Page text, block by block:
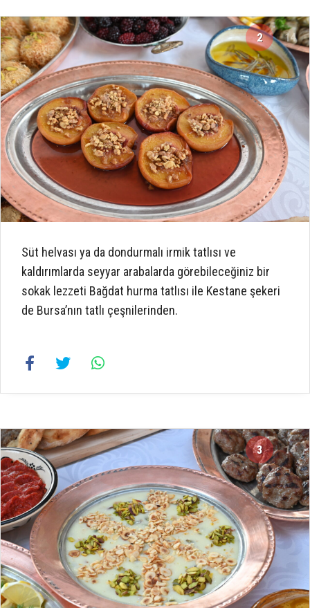
2 14
Süt helvası ya da dondurmalı irmik tatlısı ve
kaldırımlarda seyyar arabalarda görebileceğiniz bir
sokak lezzeti Bağdat hurma tatlısı ile Kestane şekeri
de Bursa’nın tatlı çeşnilerinden.
3 14